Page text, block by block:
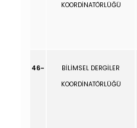
KOORDİNATÖRLÜĞÜ
46-
BİLİMSEL DERGİLER
KOORDİNATÖRLÜĞÜ